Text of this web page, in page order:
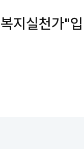
지실천가"